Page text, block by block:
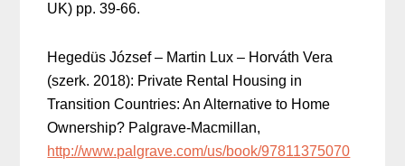
UK) pp. 39-66.
Hegedüs József – Martin Lux – Horváth Vera
(szerk. 2018): Private Rental Housing in
Transition Countries: An Alternative to Home
Ownership? Palgrave-Macmillan,
http://www.palgrave.com/us/book/97811375070